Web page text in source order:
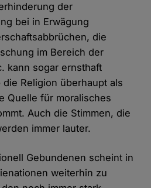
der
bei in Erwägung
die
im Bereich der
kann sogar ernsthaft
Religion überhaupt als
Quelle für moralisches
Auch die Stimmen, die
immer lauter.
Gebundenen scheint in
weiterhin zu